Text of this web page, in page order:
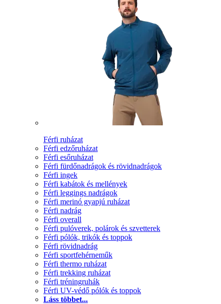
Férfi ruházat
Férfi edzőruházat
Férfi esőruházat
Férfi fürdőnadrágok és rövidnadrágok
Férfi ingek
Férfi kabátok és mellények
Férfi leggings nadrágok
Férfi merinó gyapjú ruházat
Férfi nadrág
Férfi overall
Férfi pulóverek, polárok és szvetterek
Férfi pólók, trikók és toppok
Férfi rövidnadrág
Férfi sportfehérneműk
Férfi thermo ruházat
Férfi trekking ruházat
Férfi tréningruhák
Férfi UV-védő pólók és toppok
Láss többet...